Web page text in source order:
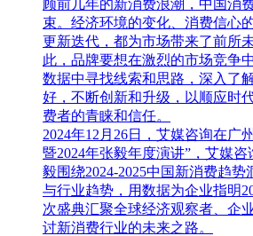
顾前几年的新消费浪潮，中国消
束。经济环境的变化、消费信心
更新迭代，都为市场带来了前所
此，品牌要想在激烈的市场竞争
数据中寻找线索和思路，深入了
好，不断创新和升级，以顺应时
费者的青睐和信任。
2024年12月26日，艾媒咨询在广
暨2024年张毅年度演讲”，艾媒
毅围绕2024-2025中国新消费趋
与行业趋势，用数据为企业指明
次盛典汇聚全球经济观察者、企
讨新消费行业的未来之路。